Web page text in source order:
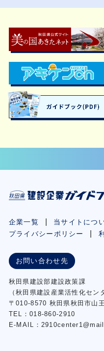
企業一覧
当サイトにつ
プライバシーポリシー
お問い合わせ先
秋⽥県建設部建設政策課
（秋⽥県建設産業活性化セ
〒010-8570 秋田県秋田市⼭
TEL：018-860-2910
E-MAIL：